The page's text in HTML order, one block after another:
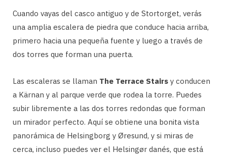
Cuando vayas del casco antiguo y de Stortorget, verás
una amplia escalera de piedra que conduce hacia arriba,
primero hacia una pequeña fuente y luego a través de
dos torres que forman una puerta.
Las escaleras se llaman The Terrace Stairs y conducen
a Kärnan y al parque verde que rodea la torre. Puedes
subir libremente a las dos torres redondas que forman
un mirador perfecto. Aquí se obtiene una bonita vista
panorámica de Helsingborg y Øresund, y si miras de
cerca, incluso puedes ver el Helsingør danés, que está